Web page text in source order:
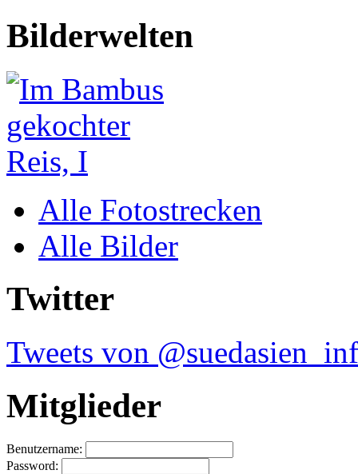
Bilderwelten
Alle Fotostrecken
Alle Bilder
Twitter
Tweets von
Mitglieder
Benutzername:
Password: